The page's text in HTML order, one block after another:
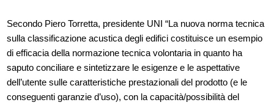
Secondo Piero Torretta, presidente UNI “La nuova norma tecnica
sulla classificazione acustica degli edifici costituisce un esempio
di efficacia della normazione tecnica volontaria in quanto ha
saputo conciliare e sintetizzare le esigenze e le aspettative
dell’utente sulle caratteristiche prestazionali del prodotto (e le
conseguenti garanzie d’uso), con la capacità/possibilità del